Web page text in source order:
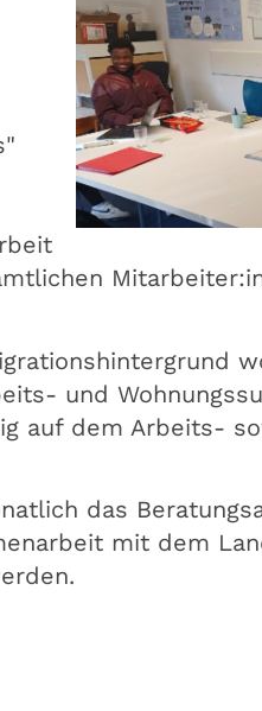
und
auf dem Arbeits-
das
mit dem